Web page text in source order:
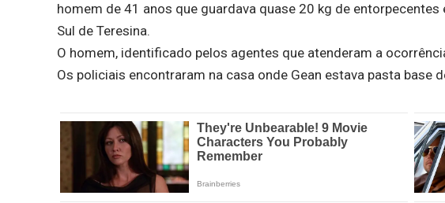
homem de 41 anos que guardava quase 20 kg de
Sul de Teresina.
O homem, identificado pelos agentes que atenderam a
Os policiais encontraram na casa onde Gean estava pasta base